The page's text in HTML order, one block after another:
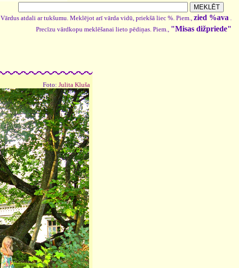
Vārdus atdali ar tukšumu. Meklējot arī vārda vidū, priekšā liec %. Piem., zied %ava .
Precīzu vārdkopu meklēšanai lieto pēdiņas. Piem., "Misas dižpriede"
Foto: Julita Kluša